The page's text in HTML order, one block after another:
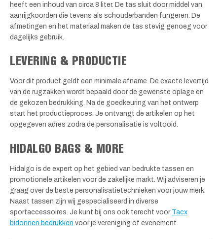
heeft een inhoud van circa 8 liter. De tas sluit door middel van
aanrijgkoorden die tevens als schouderbanden fungeren. De
afmetingen en het materiaal maken de tas stevig genoeg voor
dagelijks gebruik.
LEVERING & PRODUCTIE
Voor dit product geldt een minimale afname. De exacte levertijd
van de rugzakken wordt bepaald door de gewenste oplage en
de gekozen bedrukking. Na de goedkeuring van het ontwerp
start het productieproces. Je ontvangt de artikelen op het
opgegeven adres zodra de personalisatie is voltooid.
HIDALGO BAGS & MORE
Hidalgo is de expert op het gebied van bedrukte tassen en
promotionele artikelen voor de zakelijke markt. Wij adviseren je
graag over de beste personalisatietechnieken voor jouw merk.
Naast tassen zijn wij gespecialiseerd in diverse
sportaccessoires. Je kunt bij ons ook terecht voor Tacx
bidonnen bedrukken voor je vereniging of evenement.